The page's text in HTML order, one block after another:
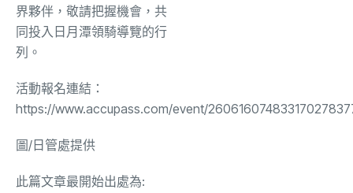
界夥伴，敬請把握機會，共
同投入日月潭領騎導覽的行
列。
活動報名連結：
https://www.accupass.com/event/
圖/ 日管處提供
此篇文章最開始出處為: